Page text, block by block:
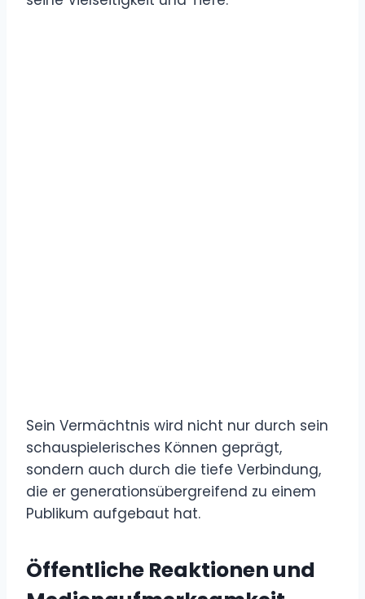
Sein Vermächtnis wird nicht nur durch sein
schauspielerisches Können geprägt,
sondern auch durch die tiefe Verbindung,
die er generationsübergreifend zu einem
Publikum aufgebaut hat.
Öffentliche Reaktionen und